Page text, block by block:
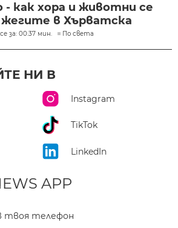
- как хора и животни се
в Хърватска
за: 00:37 мин. По света
НИ В
Instagram
TikTok
LinkedIn
APP
твоя телефон